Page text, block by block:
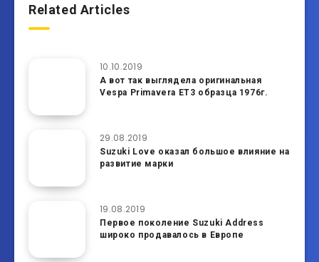
Related Articles
10.10.2019
А вот так выглядела оригинальная
Vespa Primavera ET3 образца 1976г.
29.08.2019
Suzuki Love оказал большое влияние на
развитие марки
19.08.2019
Первое поколение Suzuki Address
широко продавалось в Европе